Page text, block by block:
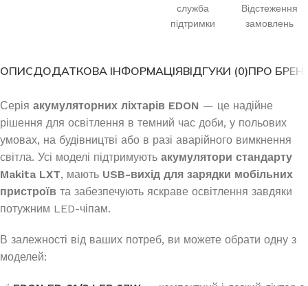
служба
підтримки
Відстеження
замовлень
ОПИСДОДАТКОВА ІНФОРМАЦІЯВІДГУКИ (0)ПРО
Серія акумуляторних ліхтарів EDON — це надійне
рішення для освітлення в темний час доби, у польових
умовах, на будівництві або в разі аварійного вимкнення
світла. Усі моделі підтримують акумулятори стандарту
Makita LXT, мають USB-вихід для зарядки мобільних
пристроїв та забезпечують яскраве освітлення завдяки
потужним LED-чіпам.
В залежності від ваших потреб, ви можете обрати одну з
моделей: